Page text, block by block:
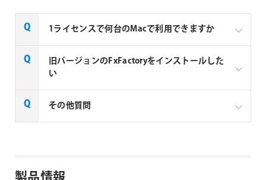
1ライセンスで何台のMacで利用できますか
Noise Industries社製品、FxFactory プラグインファミ
リー製品は、1ライセンスにつき1台のMacでのみ使用
旧バージョンのFxFactoryをインストールした
い
FxFactory 旧バージョンインストーラーページよりご
FxFactory 旧バージョンインストーラー
その他質問